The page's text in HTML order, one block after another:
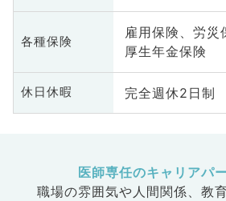
各種保険
雇用保険、労災
厚生年金保険
休日休暇 完全週休2日制
医師専任のキャリアパ
職場の雰囲気や人間関係、 教